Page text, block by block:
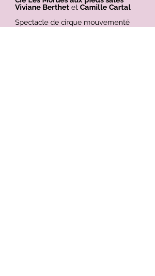
Viviane Berthet et Camille Cartal
Spectacle de cirque mouvementé
«Qui manque de tenue dans la rue ?